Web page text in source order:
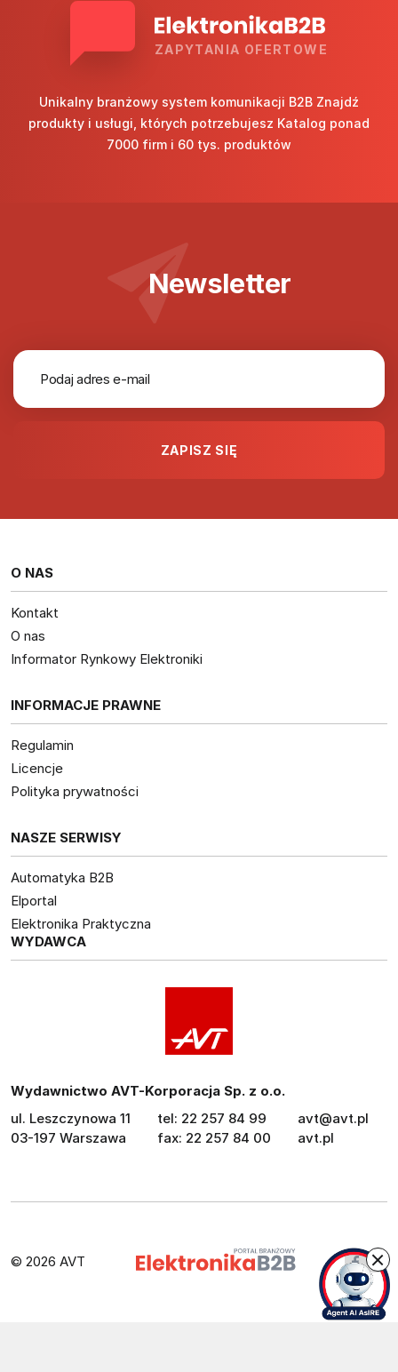
ZAPYTANIA OFERTOWE
Unikalny branżowy system komunikacji B2B Znajdź
produkty i usługi, których potrzebujesz Katalog ponad
7000 firm i 60 tys. produktów
Newsletter
O NAS
Kontakt
O nas
Informator Rynkowy Elektroniki
INFORMACJE PRAWNE
Regulamin
Licencje
Polityka prywatności
NASZE SERWISY
Automatyka B2B
Elportal
Elektronika Praktyczna
WYDAWCA
Wydawnictwo AVT-Korporacja Sp. z o.o.
ul. Leszczynowa 11
03-197 Warszawa
tel: 22 257 84 99
fax: 22 257 84 00
avt@avt.pl
avt.pl
© 2026 AVT